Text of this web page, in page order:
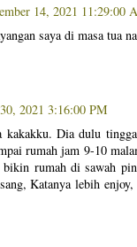
14, 2021 11:29:00
saya di masa tua
2021 3:16:00 PM
kakakku. Dia dulu
rumah jam 9-10
rumah di sawah
Katanya lebih